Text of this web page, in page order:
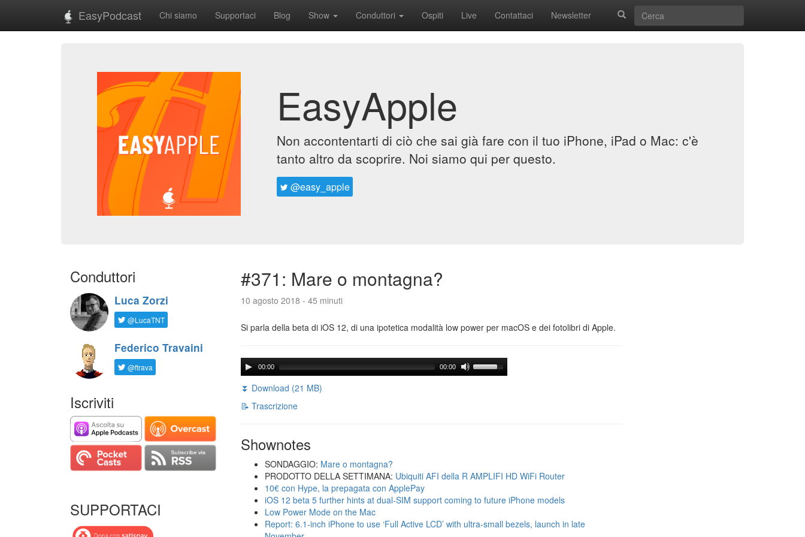
EasyPodcast Chi siamo Supportaci Blog Show Conduttori Ospiti Live Contattaci Newsletter
EasyApple
Non accontentarti di ciò che sai già fare con il tuo iPhone, iPad o Mac: c'è
tanto altro da scoprire. Noi siamo qui per questo.
@easy_apple
Conduttori
Luca Zorzi
@LucaTNT
Federico Travaini
@ftrava
Iscriviti
SUPPORTACI
#371: Mare o montagna?
10 agosto 2018 - 45 minuti
Si parla della beta di iOS 12, di una ipotetica modalità low power per macOS e dei fotolibri di Apple.
00:00 00:00
⏬ Download (21 MB)
📝 Trascrizione
Shownotes
SONDAGGIO: Mare o montagna?
PRODOTTO DELLA SETTIMANA: Ubiquiti AFI della R AMPLIFI HD WiFi Router
10€ con Hype, la prepagata con ApplePay
iOS 12 beta 5 further hints at dual-SIM support coming to future iPhone models
Low Power Mode on the Mac
Report: 6.1-inch iPhone to use ‘Full Active LCD’ with ultra-small bezels, launch in late